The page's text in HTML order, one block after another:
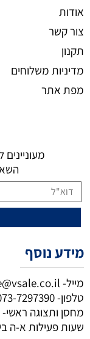
אודות
צור קשר
תקנון
מדיניות משלוחים
מפת אתר
מידע נוסף
מייל-
טלפון-7297390
מחסן ותצוגה ראשי- יהושע
שעות פעילות א-ה בין